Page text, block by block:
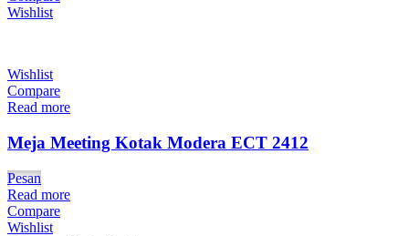
Wishlist
Wishlist
Compare
Read more
Meja Meeting Kotak Modera ECT 2412
Pesan
Read more
Compare
Wishlist